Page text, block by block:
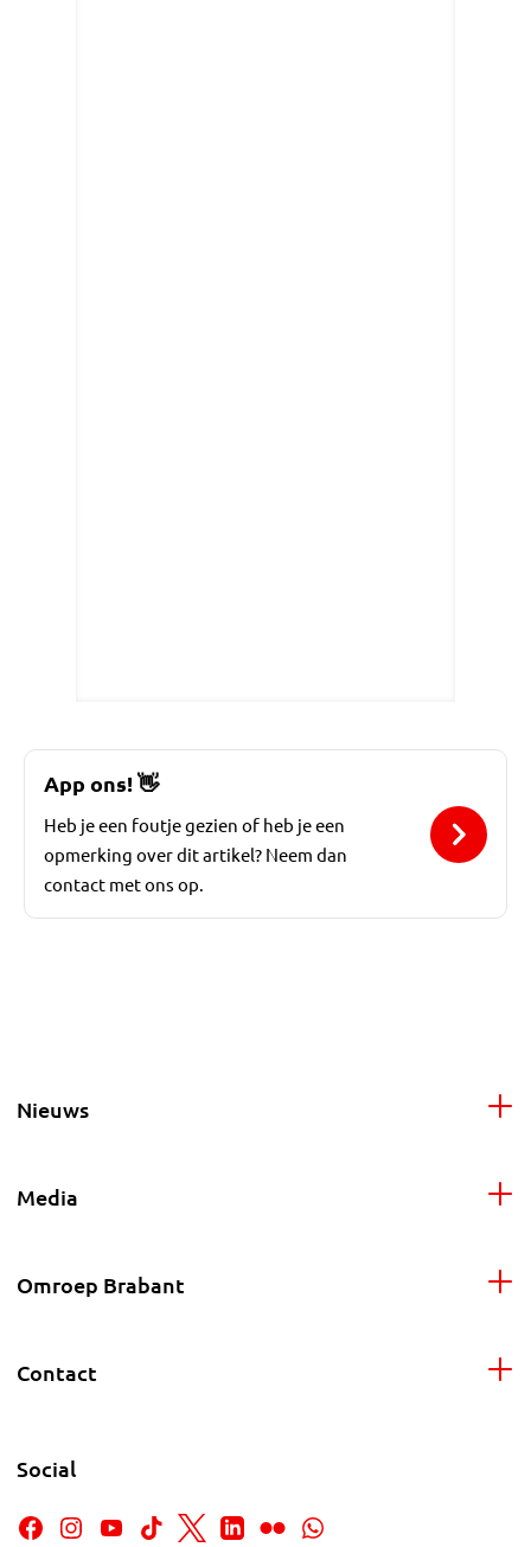
App ons!👋
Heb je een foutje gezien of heb je een
opmerking over dit artikel? Neem dan
contact met ons op.
Nieuws
Media
Omroep Brabant
Contact
Social